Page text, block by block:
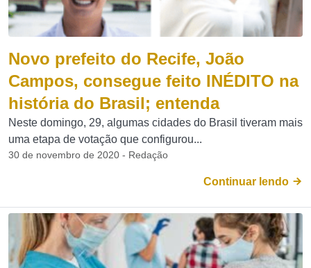
Novo prefeito do Recife, João
Campos, consegue feito INÉDITO na
história do Brasil; entenda
Neste domingo, 29, algumas cidades do Brasil tiveram mais
uma etapa de votação que configurou...
30 de novembro de 2020 - Redação
Continuar lendo